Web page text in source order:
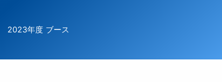
2023年度 ブース